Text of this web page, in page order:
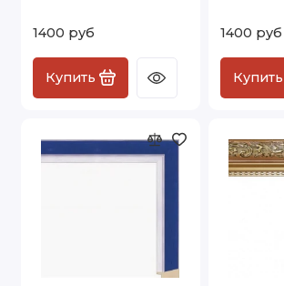
1400 руб
Купить
1400 руб
Купить